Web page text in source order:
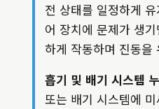
전 상태를 일정하게
어 장치에 문제가 생
하게 작동하며 진동을
흡기 및 배기 시스템
또는 배기 시스템에